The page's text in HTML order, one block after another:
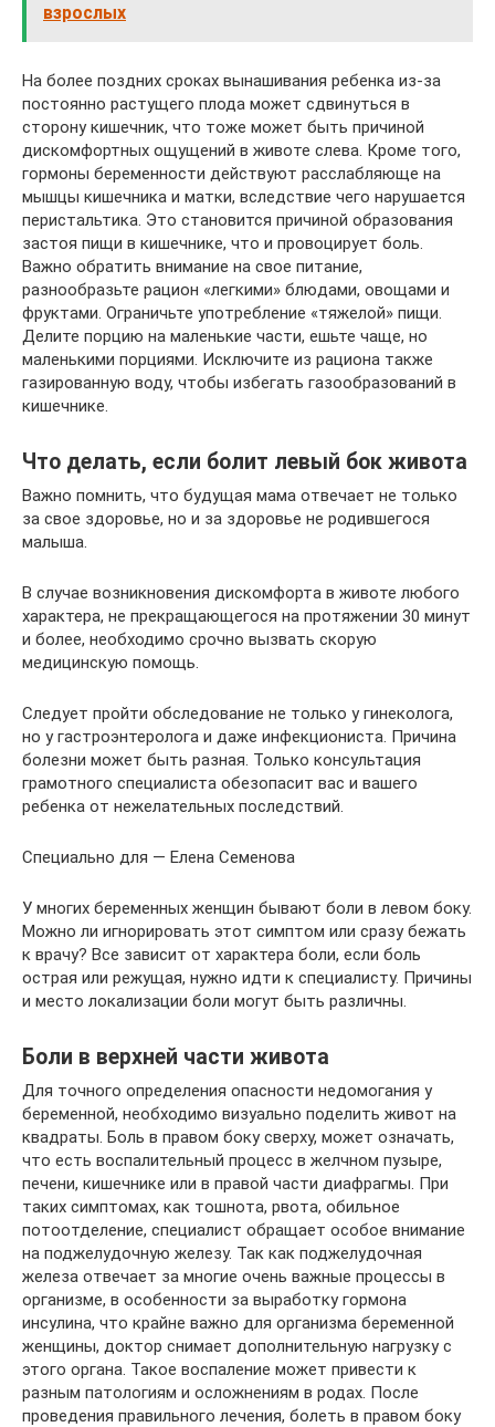
взрослых
На более поздних сроках вынашивания ребенка из-за
постоянно растущего плода может сдвинуться в
сторону кишечник, что тоже может быть причиной
дискомфортных ощущений в животе слева. Кроме того,
гормоны беременности действуют расслабляюще на
мышцы кишечника и матки, вследствие чего нарушается
перистальтика. Это становится причиной образования
застоя пищи в кишечнике, что и провоцирует боль.
Важно обратить внимание на свое питание,
разнообразьте рацион «легкими» блюдами, овощами и
фруктами. Ограничьте употребление «тяжелой» пищи.
Делите порцию на маленькие части, ешьте чаще, но
маленькими порциями. Исключите из рациона также
газированную воду, чтобы избегать газообразований в
кишечнике.
Что делать, если болит левый бок живота
Важно помнить, что будущая мама отвечает не только
за свое здоровье, но и за здоровье не родившегося
малыша.
В случае возникновения дискомфорта в животе любого
характера, не прекращающегося на протяжении 30 минут
и более, необходимо срочно вызвать скорую
медицинскую помощь.
Следует пройти обследование не только у гинеколога,
но у гастроэнтеролога и даже инфекциониста. Причина
болезни может быть разная. Только консультация
грамотного специалиста обезопасит вас и вашего
ребенка от нежелательных последствий.
Специально для — Елена Семенова
У многих беременных женщин бывают боли в левом боку.
Можно ли игнорировать этот симптом или сразу бежать
к врачу? Все зависит от характера боли, если боль
острая или режущая, нужно идти к специалисту. Причины
и место локализации боли могут быть различны.
Боли в верхней части живота
Для точного определения опасности недомогания у
беременной, необходимо визуально поделить живот на
квадраты. Боль в правом боку сверху, может означать,
что есть воспалительный процесс в желчном пузыре,
печени, кишечнике или в правой части диафрагмы. При
таких симптомах, как тошнота, рвота, обильное
потоотделение, специалист обращает особое внимание
на поджелудочную железу. Так как поджелудочная
железа отвечает за многие очень важные процессы в
организме, в особенности за выработку гормона
инсулина, что крайне важно для организма беременной
женщины, доктор снимает дополнительную нагрузку с
этого органа. Такое воспаление может привести к
разным патологиям и осложнениям в родах. После
проведения правильного лечения, болеть в правом боку